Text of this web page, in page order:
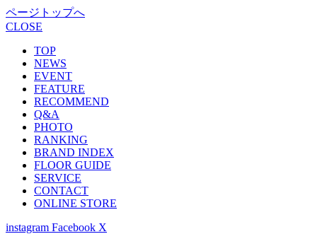
ページトップへ
CLOSE
TOP
NEWS
EVENT
FEATURE
RECOMMEND
Q&A
PHOTO
RANKING
BRAND INDEX
FLOOR GUIDE
SERVICE
CONTACT
ONLINE STORE
instagram Facebook X